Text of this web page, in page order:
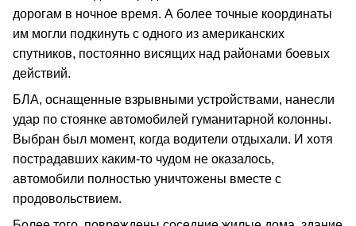
дорогам в ночное время. А более точные координаты
им могли подкинуть с одного из американских
спутников, постоянно висящих над районами боевых
действий.
БЛА, оснащенные взрывными устройствами, нанесли
удар по стоянке автомобилей гуманитарной колонны.
Выбран был момент, когда водители отдыхали. И хотя
пострадавших каким-то чудом не оказалось,
автомобили полностью уничтожены вместе с
продовольствием.